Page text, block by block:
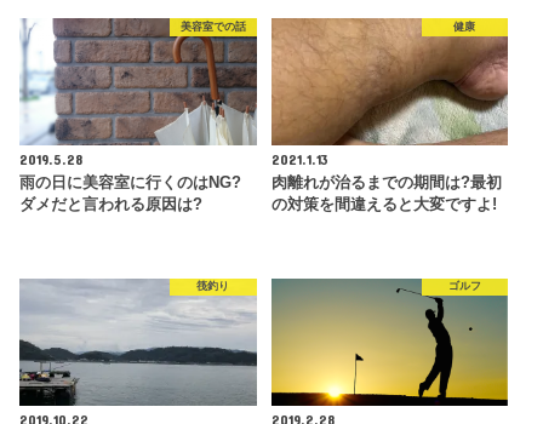
美容室での話
2019.5.28
雨の日に美容室に行くのはNG?
ダメだと言われる原因は?
健康
2021.1.13
肉離れが治るまでの期間は?最初
の対策を間違えると大変ですよ!
筏釣り
2019.10.22
ゴルフ
2019.2.28